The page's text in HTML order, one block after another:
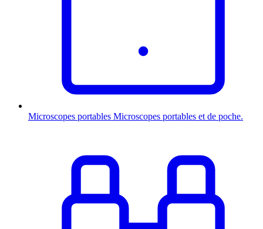
Microscopes portables Microscopes portables et de poche.